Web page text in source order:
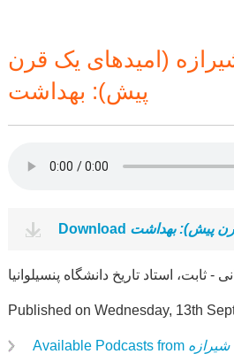
(امیدهای یک قرن
پیش): بهداشت
Download پیش): بهداشت
ثابت، استاد تاریخ دانشگاه پنسیلوانیا
Published on Wednesday, 13th
Available Podcasts from شیرازه